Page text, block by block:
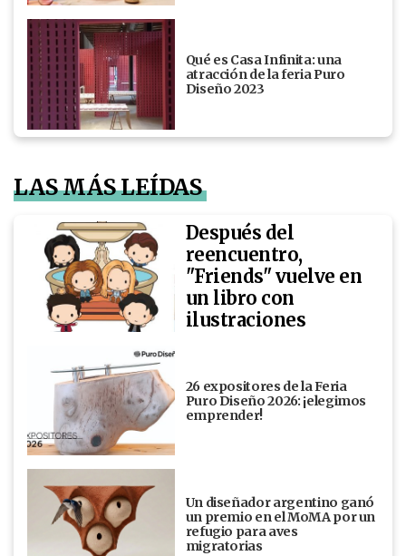
Qué es Casa Infinita: una
atracción de la feria Puro
Diseño 2023
LAS MÁS LEÍDAS
Después del
reencuentro,
"Friends" vuelve en
un libro con
ilustraciones
26 expositores de la Feria
Puro Diseño 2026: ¡elegimos
emprender!
Un diseñador argentino ganó
un premio en el MoMA por un
refugio para aves
migratorias